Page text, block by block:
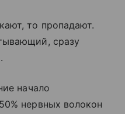
то пропадают.
сразу
начало
нервных волокон